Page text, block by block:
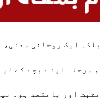
ایک روحانی
مرحلہ اپنے بچے کے
اور بامقصد ہو۔